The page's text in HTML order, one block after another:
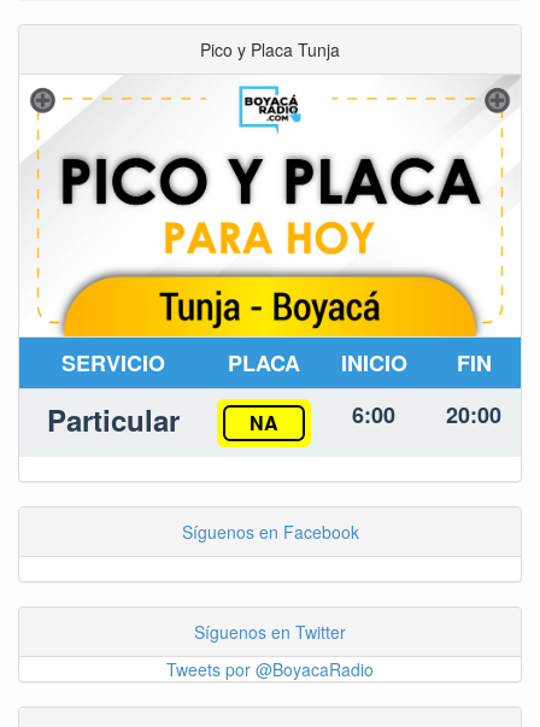
Pico y Placa Tunja
SERVICIO PLACA INICIO FIN
Particular NA 6:00 20:00
Síguenos en Facebook
Síguenos en Twitter
Tweets por @BoyacaRadio